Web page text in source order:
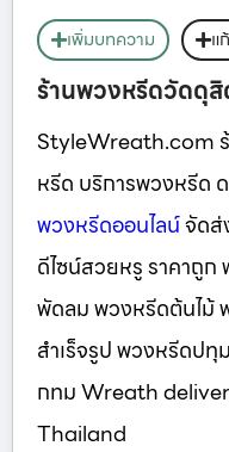
เพิ่มบทความ แ
ร้านพวงหรีดวัดดุสิ
StyleWreath.com
หรีด บริการพวงหรีด
พวงหรีดออนไลน์จัดส่
ดีไซน์สวยหรู ราคาถู
พัดลม พวงหรีดต้นไม้
สำเร็จรูป พวงหรีดป
กทม Wreath
Thailand